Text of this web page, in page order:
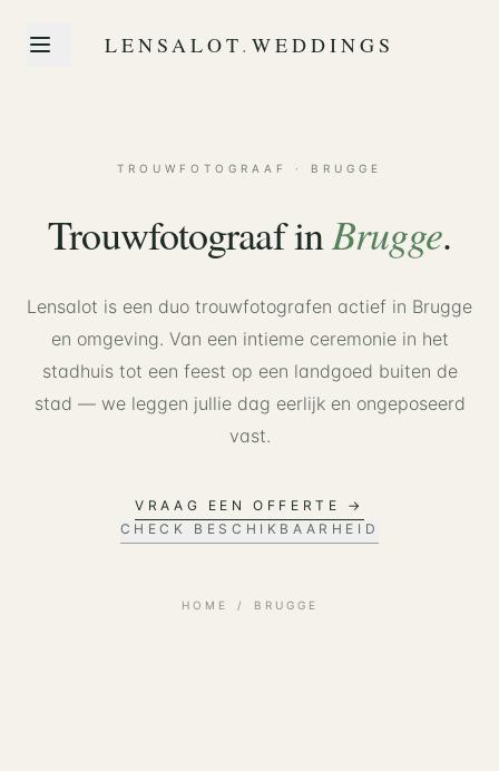
LENSALOT. WEDDINGS
TROUWFOTOGRAAF · BRUGGE
Trouwfotograaf inBrugge.
Lensalot is een duo trouwfotografen actief in Brugge
en omgeving. Van een intieme ceremonie in het
stadhuis tot een feest op een landgoed buiten de
stad — we leggen jullie dag eerlijk en ongeposeerd
vast.
VRAAG EEN OFFERTE →
CHECK BESCHIKBAARHEID
HOME / BRUGGE